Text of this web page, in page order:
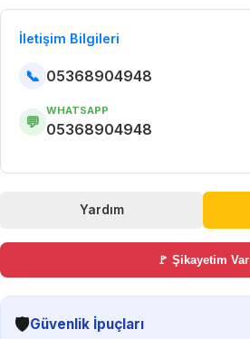
İletişim Bilgileri
📞 05368904948
💬
WHATSAPP
05368904948
Yardım
🚩 Şikayetim Var
🛡️Güvenlik İpuçları